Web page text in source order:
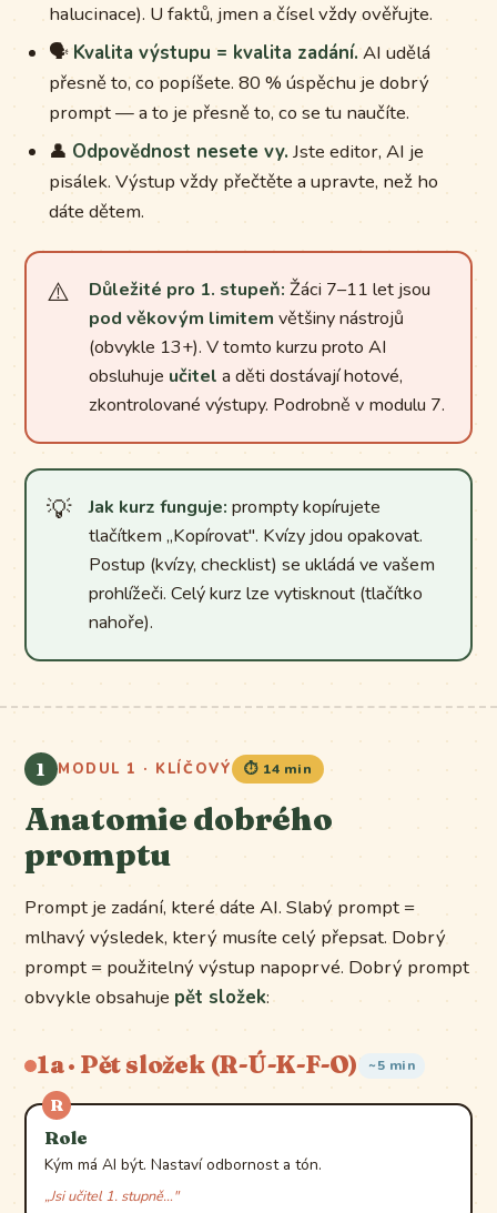
halucinace). U faktů, jmen a čísel vždy ověřujte.
🗣️ Kvalita výstupu = kvalita zadání. AI udělá
přesně to, co popíšete. 80 % úspěchu je dobrý
prompt — a to je přesně to, co se tu naučíte.
👤 Odpovědnost nesete vy. Jste editor, AI je
pisálek. Výstup vždy přečtěte a upravte, než ho
dáte dětem.
Důležité pro 1. stupeň: Žáci 7–11 let jsou
pod věkovým limitem většiny nástrojů
(obvykle 13+). V tomto kurzu proto AI
obsluhuje učitel a děti dostávají hotové,
zkontrolované výstupy. Podrobně v modulu 7.
Jak kurz funguje: prompty kopírujete
tlačítkem „Kopírovat". Kvízy jdou opakovat.
Postup (kvízy, checklist) se ukládá ve vašem
prohlížeči. Celý kurz lze vytisknout (tlačítko
nahoře).
1 MODUL 1 · KLÍČOVÝ ⏱️ 14 min
Anatomie dobrého
promptu
Prompt je zadání, které dáte AI. Slabý prompt =
mlhavý výsledek, který musíte celý přepsat. Dobrý
prompt = použitelný výstup napoprvé. Dobrý prompt
obvykle obsahuje pět složek:
1a · Pět složek (R-Ú-K-F-O) ~5 min
R
Role
Kým má AI být. Nastaví odbornost a tón.
„Jsi učitel 1. stupně…"